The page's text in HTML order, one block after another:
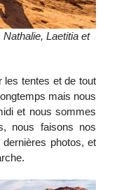
Laetitia et
les tentes et de tout
mais nous
et nous sommes
nous faisons nos
photos, et